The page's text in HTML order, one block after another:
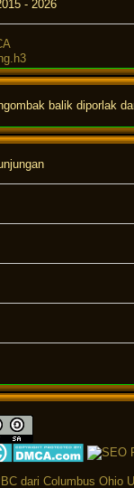
- 2026
balik diporlak
dari Columbus Ohio